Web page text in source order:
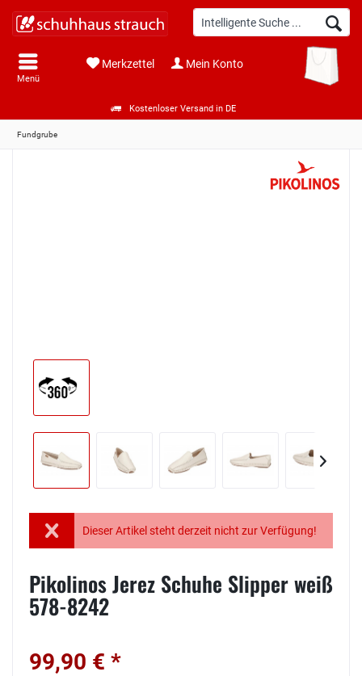
Kostenloser Versand in DE
Menü
Merkzettel Mein Konto
Fundgrube
Dieser Artikel steht derzeit nicht zur Verfügung!
Pikolinos Jerez Schuhe Slipper weiß
578-8242
99,90 € *